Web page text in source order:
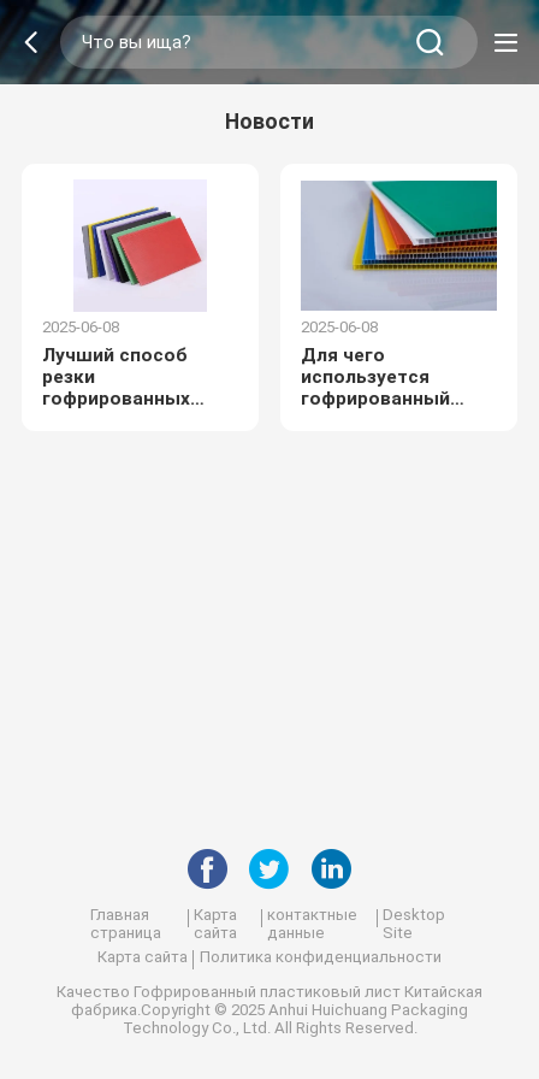
Новости
2025-06-08
Лучший способ
резки
гофрированных
2025-06-08
Для чего
используется
гофрированный
Главная
страница
Карта
сайта
контактные
данные
Desktop
Site
Карта сайта
Политика конфиденциальности
Качество Гофрированный пластиковый лист Китайская
фабрика.Copyright © 2025 Anhui Huichuang Packaging
Technology Co., Ltd. All Rights Reserved.